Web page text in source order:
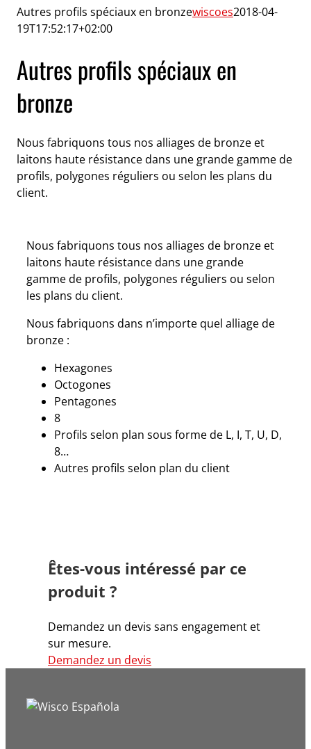
Autres profils spéciaux en bronzewiscoes2018-04-
19T17:52:17+02:00
Autres profils spéciaux en
bronze
Nous fabriquons tous nos alliages de bronze et
laitons haute résistance dans une grande gamme de
profils, polygones réguliers ou selon les plans du
client.
Nous fabriquons tous nos alliages de bronze et
laitons haute résistance dans une grande
gamme de profils, polygones réguliers ou selon
les plans du client.
Nous fabriquons dans n’importe quel alliage de
bronze :
Hexagones
Octogones
Pentagones
8
Profils selon plan sous forme de L, I, T, U, D,
8…
Autres profils selon plan du client
Êtes-vous intéressé par ce
produit ?
Demandez un devis sans engagement et
sur mesure.
Demandez un devis